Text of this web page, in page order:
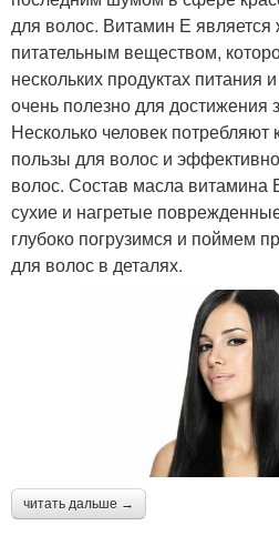
для волос. Витамин Е
питательным веществом,
нескольких продуктах питания
очень полезно для достижения
Несколько человек
пользы для волос и
волос. Состав масла витамина
сухие и нагретые
глубоко погрузимся и поймем
для волос в деталях.
читать дальше →